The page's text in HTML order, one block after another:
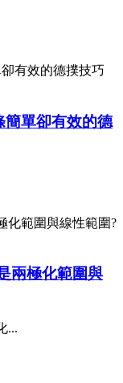
簡單卻有效的德
兩極化範圍與
...